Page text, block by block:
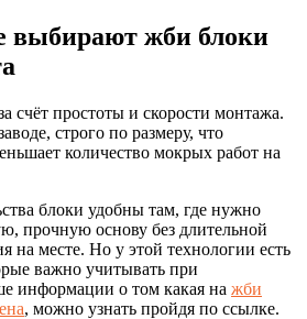
выбирают жби блоки
счёт простоты и скорости монтажа.
строго по размеру, что
количество мокрых работ на
блоки удобны там, где нужно
прочную основу без длительной
на месте. Но у этой технологии есть
важно учитывать при
информации о том какая на жби
, можно узнать пройдя по ссылке.